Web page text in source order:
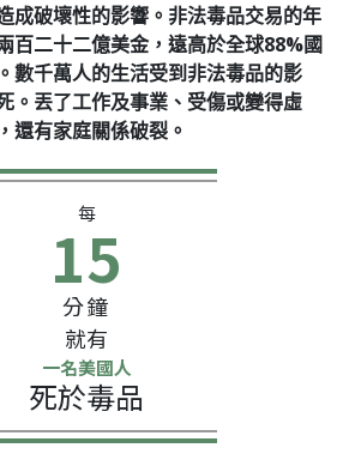
成破壞性的影響。非法毒品交易的年
百二十二億美金，遠高於全球88%國
數千萬人的生活受到非法毒品的影
。丟了工作及事業、受傷或變得虛
還有家庭關係破裂。
每
15
分鐘
就有
一名美國人
死於毒品